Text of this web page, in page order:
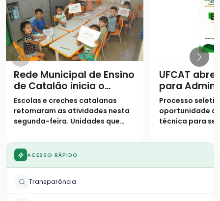
Rede Municipal de Ensino
de Catalão inicia o
segundo semestre com
9,4 mil alunos de volta
às salas de aula
Escolas e creches catalanas
retomaram as atividades nesta
segunda-feira. Unidades que
voltam ao atendimento regular,
enquanto a rede municipal
reforça o suporte em tempo
diárias
UFCAT
para
Pública
para
em Catalão
Processo
oportunidade
técnica para
contratados;
ACESSO RÁPIDO
Transparência